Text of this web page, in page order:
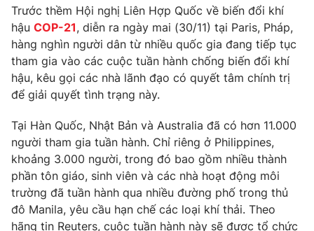
Thế giới đó đây
Câu chuyện quốc tế
Kinh tế
Tài chính
Thị trường
Góc doanh nghiệp
Dữ liệu và đời sống
Truyền hình
Phim VTV
Hậu trường
Nhân vật
Khán giả
Giải trí
Điện ảnh
Âm nhạc
Sao
Đời sống
Du lịch
Giáo dục
Trước thềm Hội nghị Liên Hợp Quốc về biến đổi khí
hậu COP-21, diễn ra ngày mai (30/11) tại Paris, Pháp,
hàng nghìn người dân từ nhiều quốc gia đang tiếp tục
tham gia vào các cuộc tuần hành chống biến đổi khí
hậu, kêu gọi các nhà lãnh đạo có quyết tâm chính trị
để giải quyết tình trạng này.
Tại Hàn Quốc, Nhật Bản và Australia đã có hơn 11.000
người tham gia tuần hành. Chỉ riêng ở Philippines,
khoảng 3.000 người, trong đó bao gồm nhiều thành
phần tôn giáo, sinh viên và các nhà hoạt động môi
trường đã tuần hành qua nhiều đường phố trong thủ
đô Manila, yêu cầu hạn chế các loại khí thải. Theo
hãng tin Reuters, cuộc tuần hành này sẽ được tổ chức